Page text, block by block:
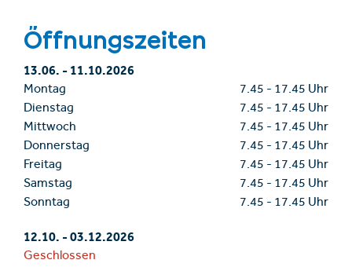
Öffnungszeiten
13.06.-11.10.2026
Montag 7.45 - 17.45 Uhr
Dienstag
7.45 - 17.45 Uhr
Mittwoch
7.45 - 17.45 Uhr
Donnerstag
7.45 - 17.45 Uhr
Freitag
7.45 - 17.45 Uhr
Samstag
7.45 - 17.45 Uhr
Sonntag
7.45 - 17.45 Uhr
12.10.-03.12.2026
Geschlossen